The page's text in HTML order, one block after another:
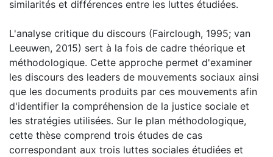
similarités et différences entre les luttes étudiées.
L'analyse critique du discours (Fairclough, 1995; van
Leeuwen, 2015) sert à la fois de cadre théorique et
méthodologique. Cette approche permet d'examiner
les discours des leaders de mouvements sociaux ainsi
que les documents produits par ces mouvements afin
d'identifier la compréhension de la justice sociale et
les stratégies utilisées. Sur le plan méthodologique,
cette thèse comprend trois études de cas
correspondant aux trois luttes sociales étudiées et